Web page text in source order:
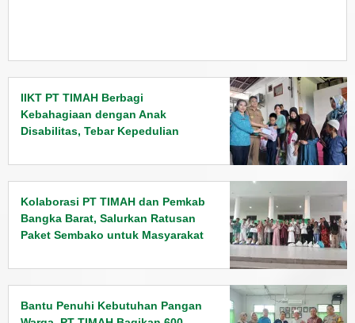
IIKT PT TIMAH Berbagi
Kebahagiaan dengan Anak
Disabilitas, Tebar Kepedulian
Kolaborasi PT TIMAH dan Pemkab
Bangka Barat, Salurkan Ratusan
Paket Sembako untuk Masyarakat
Bantu Penuhi Kebutuhan Pangan